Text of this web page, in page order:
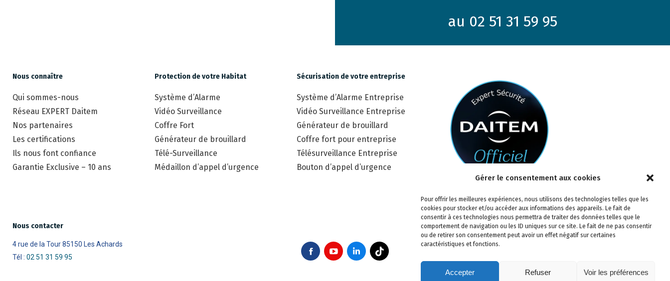
Gérer le consentement aux cookies
Pour offrir les meilleures expériences, nous utilisons des technologies telles que les
cookies pour stocker et/ou accéder aux informations des appareils. Le fait de
consentir à ces technologies nous permettra de traiter des données telles que le
comportement de navigation ou les ID uniques sur ce site. Le fait de ne pas consentir
ou de retirer son consentement peut avoir un effet négatif sur certaines
caractéristiques et fonctions.
Accepter Refuser Voir les préférences
au 02 51 31 59 95
Nous connaître
Qui sommes-nous
Réseau EXPERT Daitem
Nos partenaires
Les certifications
Ils nous font confiance
Garantie Exclusive – 10 ans
Protection de votre Habitat
Système d’Alarme
Vidéo Surveillance
Coffre Fort
Générateur de brouillard
Télé-Surveillance
Médaillon d’appel d’urgence
Sécurisation de votre entreprise
Système d’Alarme Entreprise
Vidéo Surveillance Entreprise
Générateur de brouillard
Coffre fort pour entreprise
Télésurveillance Entreprise
Bouton d’appel d’urgence
Nous contacter
4 rue de la Tour 85150 Les Achards
Tél : 02 51 31 59 95